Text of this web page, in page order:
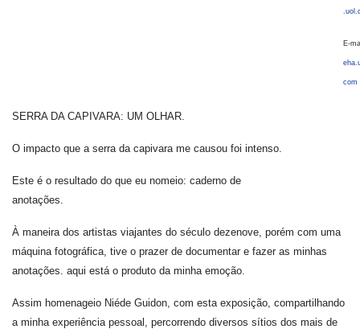
E-
com
SERRA DA CAPIVARA: UM OLHAR.
O impacto que a serra da capivara me causou foi intenso.
Este é o resultado do que eu nomeio: caderno de
anotações.
À maneira dos artistas viajantes do século dezenove, porém com uma
máquina fotográfica, tive o prazer de documentar e fazer as minhas
anotações. aqui está o produto da minha emoção.
Assim homenageio Niéde Guidon, com esta exposição, compartilhando
a minha experiência pessoal, percorrendo diversos sítios dos mais de